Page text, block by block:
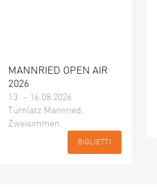
MANNRIED OPEN AIR
2026
13. – 16.08.2026
Turnlatz Mannried,
Zweisimmen
BIGLIETTI